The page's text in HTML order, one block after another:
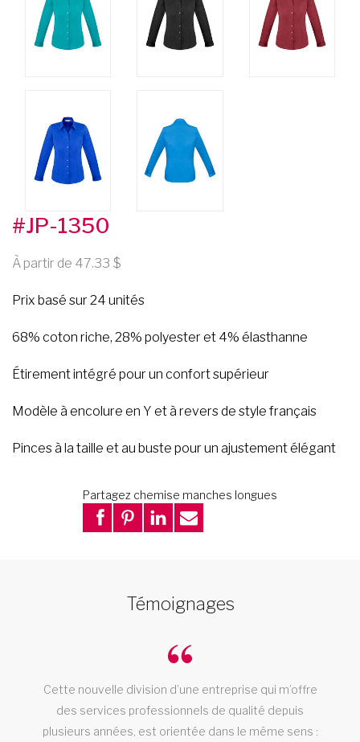
#JP-1350
À partir de 47.33
Prix basé sur 24 unités
68% coton riche, 28% polyester et 4% élasthanne
Étirement intégré pour un confort supérieur
Modèle à encolure en Y et à revers de style français
Pinces à la taille et au buste pour un ajustement élégant
Partagez chemise manches longues
Témoignages
Cette nouvelle division d’une entreprise qui m’offre
des services professionnels de qualité depuis
plusieurs années, est orientée dans le même sens :